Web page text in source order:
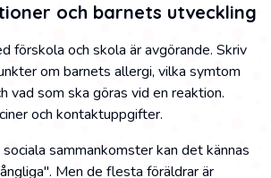
och barnets utveckling
förskola och skola är avgörande. Skriv
om barnets allergi, vilka symtom
vad som ska göras vid en reaktion.
och kontaktuppgifter.
sammankomster kan det kännas
Men de flesta föräldrar är